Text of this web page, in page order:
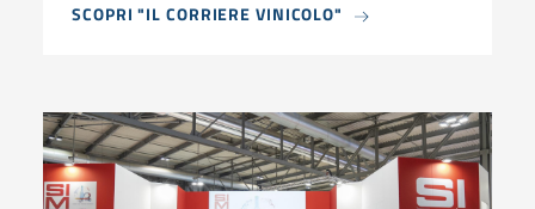
SCOPRI "IL CORRIERE VINICOLO"